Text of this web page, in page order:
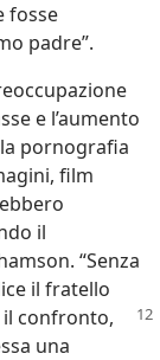
fosse
padre”.
e l’aumento
pornografia
film
il
“Senza
il fratello
il confronto,
una